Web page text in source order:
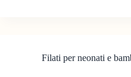
Filati per neonati e